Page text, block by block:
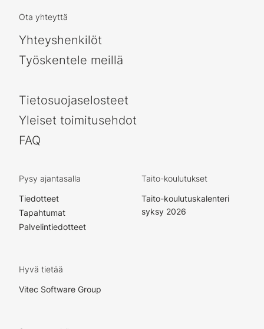
Ota yhteyttä
Yhteyshenkilöt
Työskentele meillä
Tietosuojaselosteet
Yleiset toimitusehdot
FAQ
Pysy ajantasalla
Tiedotteet
Tapahtumat
Palvelintiedotteet
Taito-koulutukset
Taito-koulutuskalenteri
syksy 2026
Hyvä tietää
Vitec Software Group